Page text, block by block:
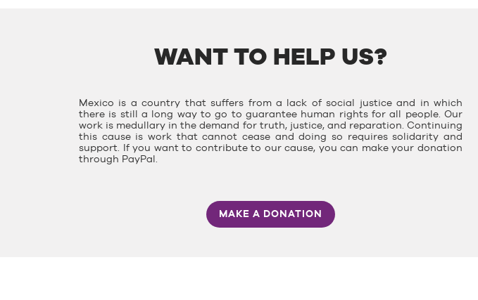
WANT TO HELP US?
Mexico is a country that suffers from a lack of social justice and in which
there is still a long way to go to guarantee human rights for all people. Our
work is medullary in the demand for truth, justice, and reparation. Continuing
this cause is work that cannot cease and doing so requires solidarity and
support. If you want to contribute to our cause, you can make your donation
through PayPal.
MAKE A DONATION